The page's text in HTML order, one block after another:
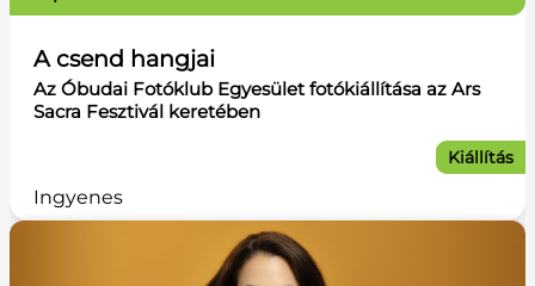
A csend hangjai
Az Óbudai Fotóklub Egyesület fotókiállítása az Ars
Sacra Fesztivál keretében
Ingyenes
Kiállítás